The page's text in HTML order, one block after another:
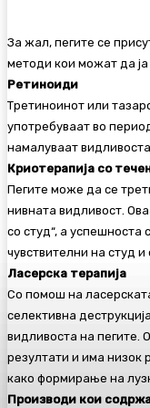
За жал, пегите се
методи кои можат да
Ретиноиди
Третиноинот или
употребуваат во
намалуваат
Криотерапија со
Пегите може да се
нивната видливост.
со студ“, а
чувствителни на студ
Ласерска терапија
Со помош на
селективна
видливоста на пегите.
резултати и има низок
како формирање на
Производи кои